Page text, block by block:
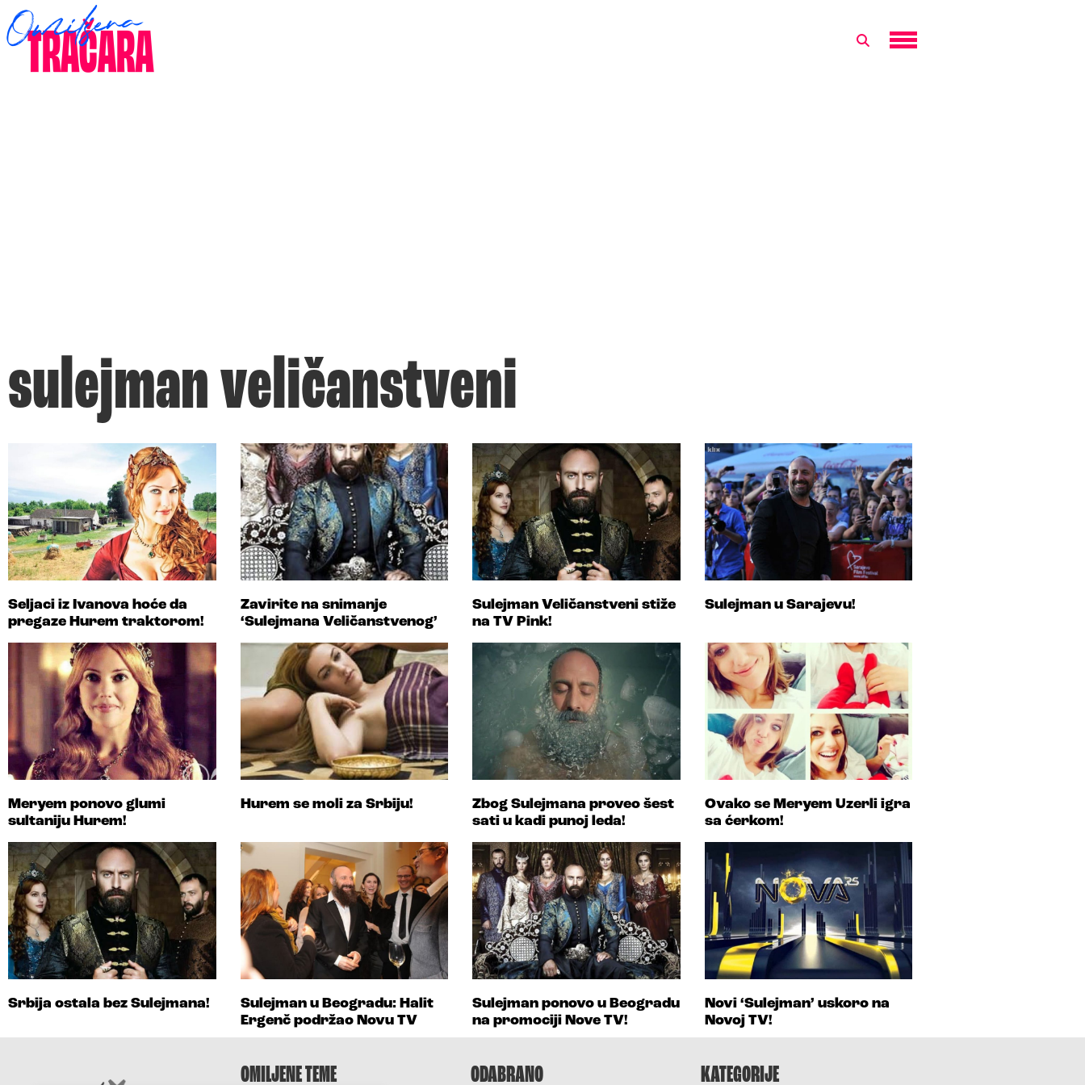
sulejman veličanstveni
Seljaci iz Ivanova hoće da
pregaze Hurem traktorom!
Zavirite na snimanje
‘Sulejmana Veličanstvenog’
Sulejman Veličanstveni stiže
na TV Pink!
Sulejman u Sarajevu!
Meryem ponovo glumi
sultaniju Hurem!
Hurem se moli za Srbiju!
Zbog Sulejmana proveo šest
sati u kadi punoj leda!
Ovako se Meryem Uzerli igra
sa ćerkom!
Srbija ostala bez Sulejmana!
Sulejman u Beogradu: Halit
Ergenč podržao Novu TV
Sulejman ponovo u Beogradu
na promociji Nove TV!
Novi ‘Sulejman’ uskoro na
Novoj TV!
OMILJENE TEME ODABRANO KATEGORIJE